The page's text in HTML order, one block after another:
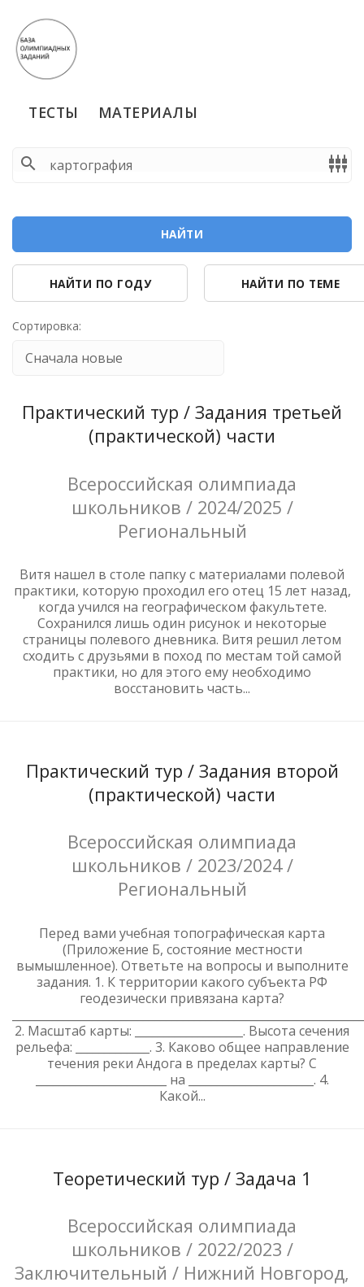
ТЕСТЫ МАТЕРИАЛЫ
search settings_input_component
НАЙТИ
НАЙТИ ПО ГОДУ НАЙТИ ПО ТЕМЕ
Сортировка:
Практический тур / Задания третьей
(практической) части
Всероссийская олимпиада
школьников / 2024/2025 /
Региональный
Витя нашел в столе папку с материалами полевой
практики, которую проходил его отец 15 лет назад,
когда учился на географическом факультете.
Сохранился лишь один рисунок и некоторые
страницы полевого дневника. Витя решил летом
сходить с друзьями в поход по местам той самой
практики, но для этого ему необходимо
восстановить часть...
Практический тур / Задания второй
(практической) части
Всероссийская олимпиада
школьников / 2023/2024 /
Региональный
Перед вами учебная топографическая карта
(Приложение Б, состояние местности
вымышленное). Ответьте на вопросы и выполните
задания. 1. К территории какого субъекта РФ
геодезически привязана карта?
2. Масштаб карты: ___________________. Высота сечения
рельефа: _____________. 3. Каково общее направление
течения реки Андога в пределах карты? С
_______________________ на ______________________. 4.
Какой...
Теоретический тур / Задача 1
Всероссийская олимпиада
школьников / 2022/2023 /
Заключительный / Нижний Новгород,